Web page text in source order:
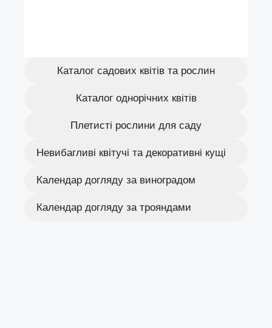
Каталог садових квітів та рослин
Каталог однорічних квітів
Плетисті рослини для саду
Невибагливі квітучі та декоративні кущі
Календар догляду за виноградом
Календар догляду за трояндами